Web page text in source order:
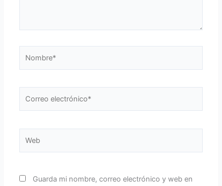
Guarda mi nombre, correo electrónico y web en